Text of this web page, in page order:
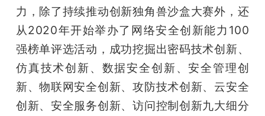
力，除了持续推动创新独角兽沙盒大赛外，还
从2020年开始举办了网络安全创新能力100
强榜单评选活动，成功挖掘出密码技术创新、
仿真技术创新、数据安全创新、安全管理创
新、物联网安全创新、攻防技术创新、云安全
创新、安全服务创新、访问控制创新九大细分